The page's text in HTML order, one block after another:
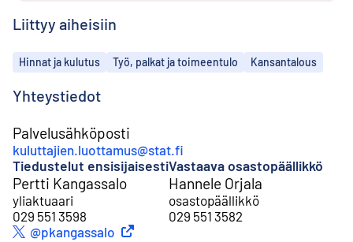
Liittyy aiheisiin
Aiheet
Hinnat ja kulutus Työ, palkat ja toimeentulo Kansantalous
Yhteystiedot
Palvelusähköposti
kuluttajien.luottamus@stat.fi
Tiedustelut ensisijaisesti
Pertti Kangassalo
yliaktuaari
029 551 3598
Ulkoinen linkki Twitter
@pkangassalo
Vastaava osastopäällikkö
Hannele Orjala
osastopäällikkö
029 551 3582